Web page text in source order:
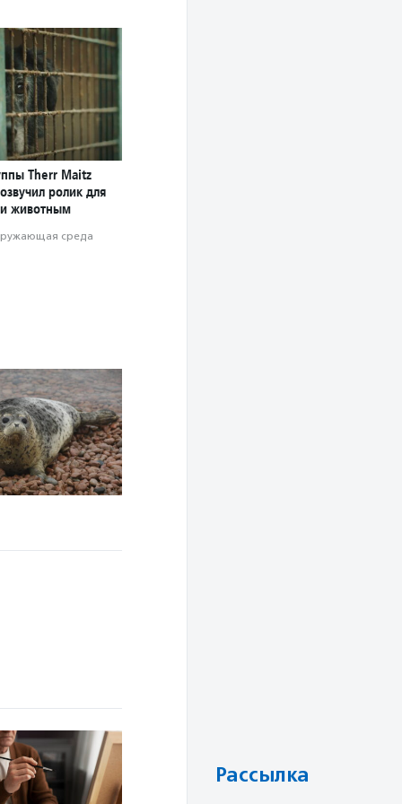
Therr Maitz
ролик для
животным
среда
Рассылка